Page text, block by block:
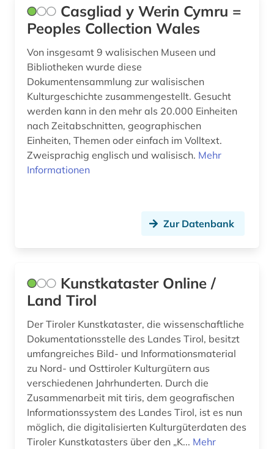
sprache (3)
sprachpraxis (1)
sprachwissenschaft (2)
staat (2)
stadtentwicklung (1)
stadtplan (1)
stadtplanung (1)
tanz (1)
technik (1)
texas (1)
textsammlung (1)
theater (3)
theologie (1)
Casgliad y Werin Cymru =
Peoples Collection Wales
Von insgesamt 9 walisischen Museen und
Bibliotheken wurde diese
Dokumentensammlung zur walisischen
Kulturgeschichte zusammengestellt. Gesucht
werden kann in den mehr als 20.000 Einheiten
nach Zeitabschnitten, geographischen
Einheiten, Themen oder einfach im Volltext.
Zweisprachig englisch und walisisch. Mehr
Informationen
Zur Datenbank
Kunstkataster Online /
Land Tirol
Der Tiroler Kunstkataster, die wissenschaftliche
Dokumentationsstelle des Landes Tirol, besitzt
umfangreiches Bild- und Informationsmaterial
zu Nord- und Osttiroler Kulturgütern aus
verschiedenen Jahrhunderten. Durch die
Zusammenarbeit mit tiris, dem geografischen
Informationssystem des Landes Tirol, ist es nun
möglich, die digitalisierten Kulturgüterdaten des
Tiroler Kunstkatasters über den „K... Mehr